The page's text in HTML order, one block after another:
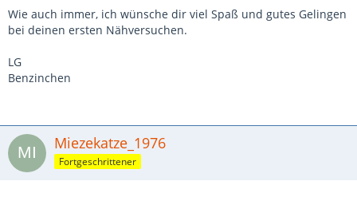
Wie auch immer, ich wünsche dir viel Spaß und gutes Gelingen
bei deinen ersten Nähversuchen.
LG
Benzinchen
Miezekatze_1976
Fortgeschrittener